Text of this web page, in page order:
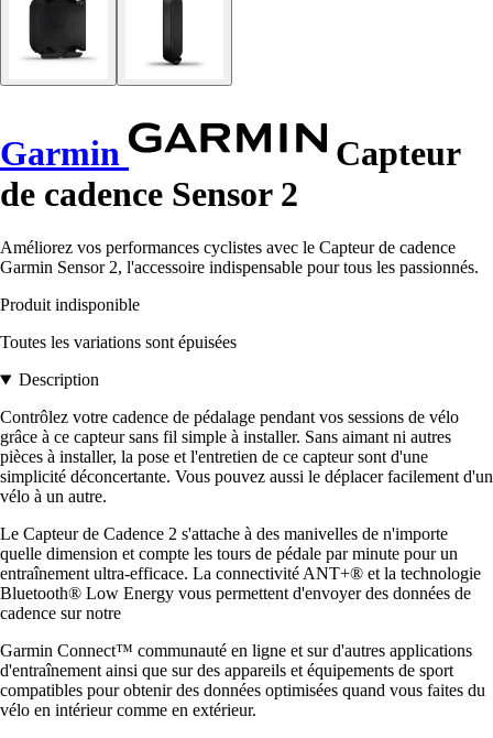
Garmin
Capteur
de cadence Sensor 2
Améliorez vos performances cyclistes avec le Capteur de cadence
Garmin Sensor 2, l'accessoire indispensable pour tous les passionnés.
Produit indisponible
Toutes les variations sont épuisées
Description
Contrôlez votre cadence de pédalage pendant vos sessions de vélo
grâce à ce capteur sans fil simple à installer. Sans aimant ni autres
pièces à installer, la pose et l'entretien de ce capteur sont d'une
simplicité déconcertante. Vous pouvez aussi le déplacer facilement d'un
vélo à un autre.
Le Capteur de Cadence 2 s'attache à des manivelles de n'importe
quelle dimension et compte les tours de pédale par minute pour un
entraînement ultra-efficace. La connectivité ANT+® et la technologie
Bluetooth® Low Energy vous permettent d'envoyer des données de
cadence sur notre
Garmin Connect™ communauté en ligne et sur d'autres applications
d'entraînement ainsi que sur des appareils et équipements de sport
compatibles pour obtenir des données optimisées quand vous faites du
vélo en intérieur comme en extérieur.